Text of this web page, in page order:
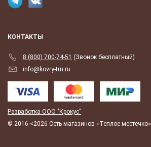
КОНТАКТЫ
8 (800) 700-74-51 (Звонок бесплатный)
info@kovry-tm.ru
Разработка ООО "Крокус"
© 2016-<2026 Сеть магазинов «Теплое местечко»